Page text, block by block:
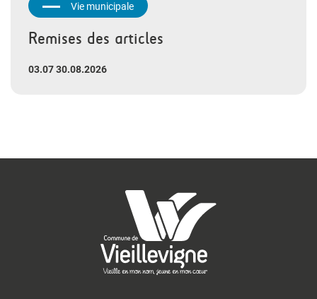
Vie municipale
Remises des articles
03.07 30.08.2026